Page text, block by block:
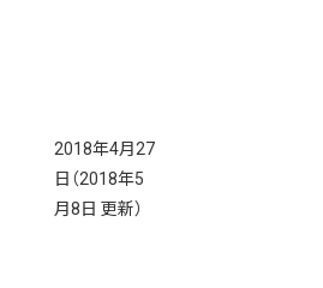
2018年4月27
日 （2018年5
月8日 更新）